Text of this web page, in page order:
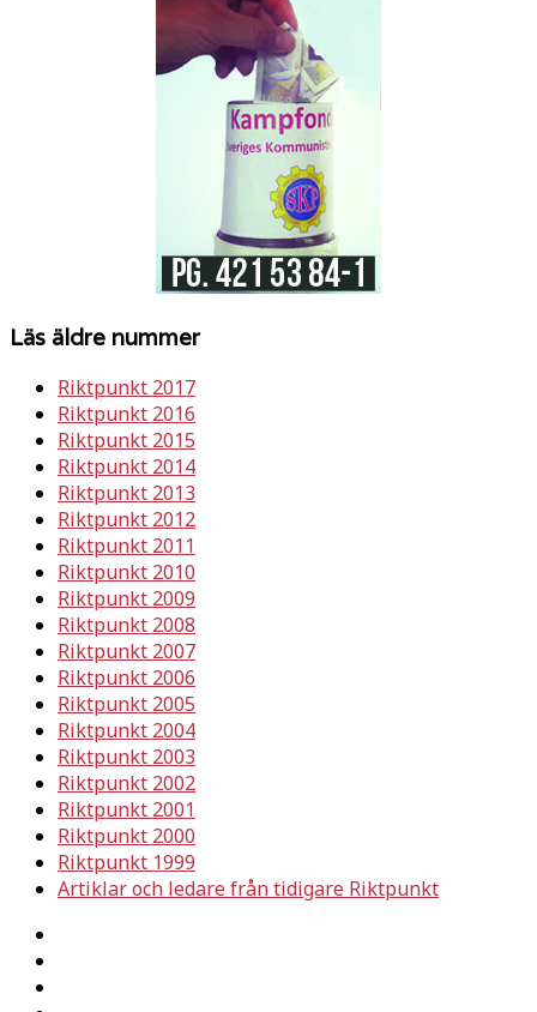
Läs äldre nummer
Riktpunkt 2017
Riktpunkt 2016
Riktpunkt 2015
Riktpunkt 2014
Riktpunkt 2013
Riktpunkt 2012
Riktpunkt 2011
Riktpunkt 2010
Riktpunkt 2009
Riktpunkt 2008
Riktpunkt 2007
Riktpunkt 2006
Riktpunkt 2005
Riktpunkt 2004
Riktpunkt 2003
Riktpunkt 2002
Riktpunkt 2001
Riktpunkt 2000
Riktpunkt 1999
Artiklar och ledare från tidigare Riktpunkt